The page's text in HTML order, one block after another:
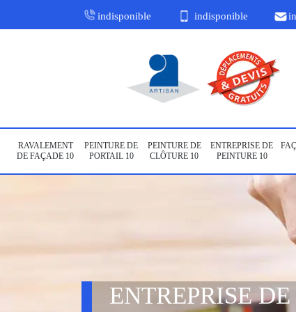
indisponible indisponible
RAVALEMENT
DE FAÇADE 10
PEINTURE DE
PORTAIL 10
PEINTURE DE
CLÔTURE 10
ENTREPRISE DE
PEINTURE 10
ENTREPRISE DE